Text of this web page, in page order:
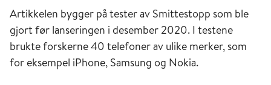
Artikkelen bygger på tester av Smittestopp som ble
gjort før lanseringen i desember 2020. I testene
brukte forskerne 40 telefoner av ulike merker, som
for eksempel iPhone, Samsung og Nokia.